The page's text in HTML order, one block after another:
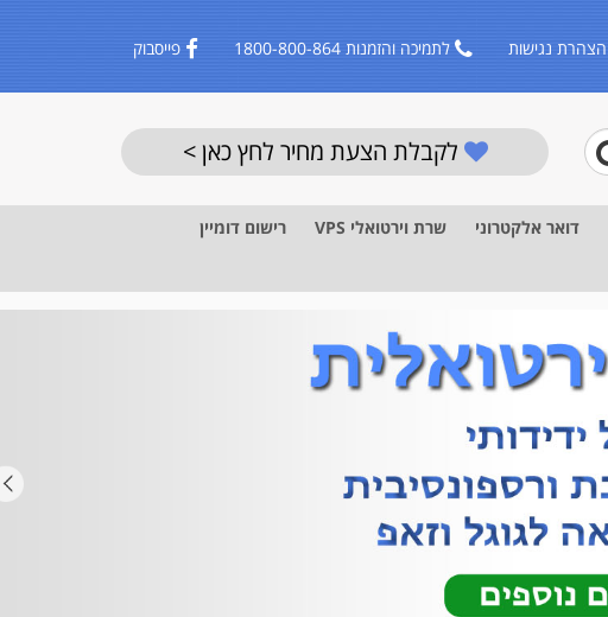
פייסבוק לתמיכה והזמנות 1800-800-864 הצהרת נגישות
לקבלת הצעת מחיר לחץ כאן >
דואר אלקטרוני שרת וירטואלי VPS
רישום דומיין